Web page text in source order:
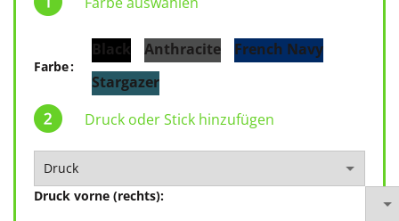
Farbe
Black Anthracite
French Navy
Stargazer
Druck oder Stick hinzufügen
Druck vorne (rechts):